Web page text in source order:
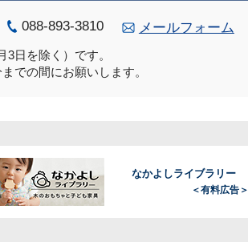
088-893-3810 メールフォーム
日を除く）です。
での間にお願いします。
なかよしライブラリー
＜有料広告＞